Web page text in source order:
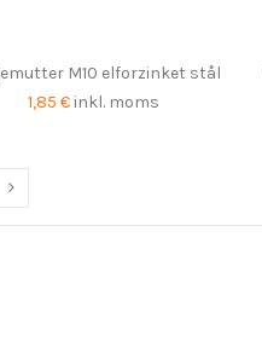
M10 elforzinket stål
1,85 € inkl. moms